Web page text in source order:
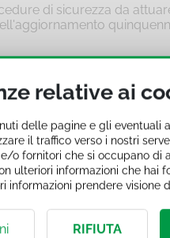
di sicurezza da
-
SANI -
e tutela della
relative ai
delle pagine e gli eventuali
il traffico verso i nostri
o fornitori che si occupano di
ulteriori informazioni che hai
informazioni prendere visione
RIFIUTA